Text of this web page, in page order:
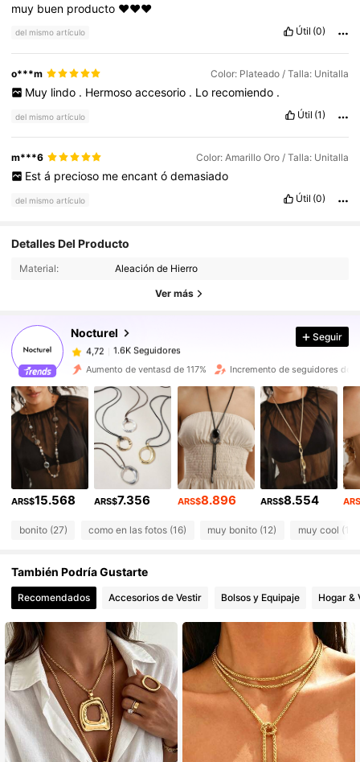
muy buen producto ❤️❤️❤️
del mismo artículo Útil (0)
o***m Color: Plateado / Talla: Unitalla
Muy lindo . Hermoso accesorio . Lo recomiendo .
del mismo artículo Útil (1)
m***6 Color: Amarillo Oro / Talla: Unitalla
Est á precioso me encant ó demasiado
del mismo artículo Útil (0)
Detalles Del Producto
Material: Aleación de Hierro
Ver más
Nocturel
4,72 1.6K Seguidores
1.6K Seguidores
1.6K Seguidores
4,72 1.6K Seguidores
4,72 1.6K Seguidores
4,72 1.6K Seguidores
4,72 1.6K Seguidores
4,72 1.6K Seguidores
1.6K Seguidores
4,72 1.6K Seguidores
Seguir
Aumento de ventasd de 117% Incremento de seguidores de
ARS$15.568 ARS$7.356 ARS$8.896 ARS$8.554
bonito (27) como en las fotos (16) muy bonito (12) muy cool (10)
También Podría Gustarte
Recomendados Accesorios de Vestir Bolsos y Equipaje Hogar &